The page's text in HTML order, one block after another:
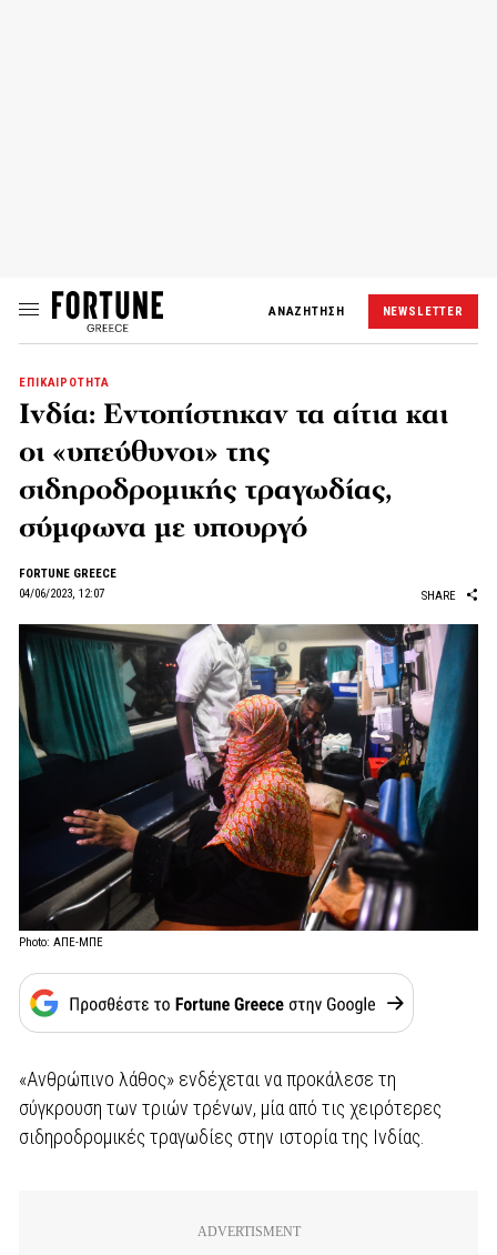
ΑΝΑΖΗΤΗΣΗ NEWSLETTER
ΕΠΙΚΑΙΡΟΤΗΤΑ
Ινδία: Εντοπίστηκαν τα αίτια και
οι «υπεύθυνοι» της
σιδηροδρομικής τραγωδίας,
σύμφωνα με υπουργό
FORTUNE GREECE
04/06/2023, 12:07
SHARE
Photo: ΑΠΕ-ΜΠΕ
«Ανθρώπινο λάθος» ενδέχεται να προκάλεσε τη
σύγκρουση των τριών τρένων, μία από τις χειρότερες
σιδηροδρομικές τραγωδίες στην ιστορία της Ινδίας.